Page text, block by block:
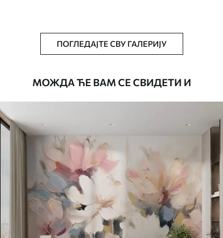
Тапета се може нежно очистити меким
сунђером. Позадине са завршном
водом.
Доступни материјали
Стандард
.42 2683 .45RSD/m²
Премиум
5525.00 3315 .00RSD /m²
ПОГЛЕДАЈТЕ СВУ ГАЛЕРИЈУ
МОЖДА ЋЕ ВАМ СЕ СВИДЕТИ И